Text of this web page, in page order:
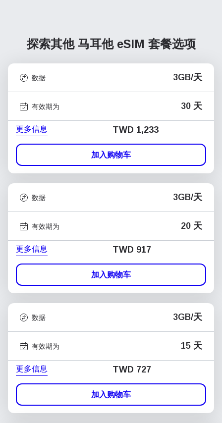
探索其他 马耳他 eSIM 套餐选项
数据 3GB/天
有效期为 30 天
更多信息 TWD 1,233
加入购物车
数据 3GB/天
有效期为 20 天
更多信息 TWD 917
加入购物车
数据 3GB/天
有效期为 15 天
更多信息 TWD 727
加入购物车